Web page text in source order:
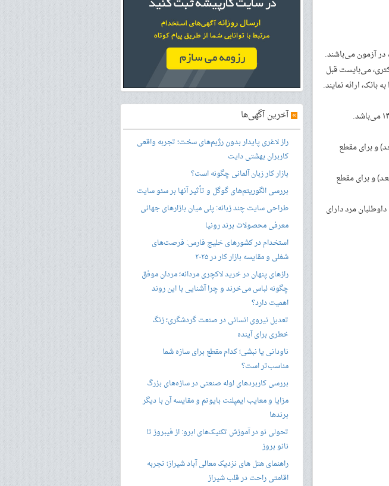
می‌بایست قبل
ارائه نمایند.
کارشناسـی حـداکثر ۲۸ سـال (متولـدین ۱۳۷۰/۰۴/۰۱ بـه بعـد) و برای مقطع
تحصـیلی کارشناسـی حـداکثر ۳۰ سـال (متولـدین ۱۳۶۸/۰۴/۰۱ بـه بعـد) و برای مقطع
مرد دارای
»آخرین آگهی‌ها
راز لاغری پایدار بدون رژیم‌های سخت؛ تجربه واقعی
کاربران بهشتی دایت
بازار کار زبان آلمانی چگونه است؟
بررسی الگوریتم‌های گوگل و تأثیر آنها بر سئو سایت
طراحی سایت چند زبانه: پلی میان بازارهای جهانی
معرفی محصولات برند رونیا
استخدام در کشورهای خلیج فارس: فرصت‌های
شغلی و مقایسه بازار کار در ۲۰۲۵
رازهای پنهان در خرید لاکچری مردانه؛ مردان موفق
چگونه لباس می‌خرند و چرا آشنایی با این روند
اهمیت دارد؟
تعدیل نیروی انسانی در صنعت گردشگری؛ زنگ
خطری برای آینده
ناودانی یا نبشی؛ کدام مقطع برای سازه شما
مناسب‌تر است؟
بررسی کاربردهای لوله صنعتی در سازه‌های بزرگ
مزایا و معایب ایمپلنت بایوتم و مقایسه آن با دیگر
برندها
تحولی نو در آموزش تکنیک‌های ابرو: از فیبروز تا
نانو بروز
راهنمای هتل های نزدیک معالی آباد شیراز؛ تجربه
اقامتی راحت در قلب شیراز